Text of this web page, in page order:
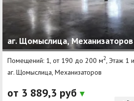
аг. Щомыслица, Механизаторов
Помещений: 1, от 190 до 200 м2, Этаж 1
аг. Щомыслица, Механизаторов
от 3 889,3 руб